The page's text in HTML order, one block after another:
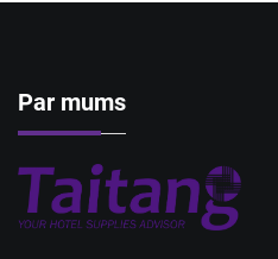
Par mums